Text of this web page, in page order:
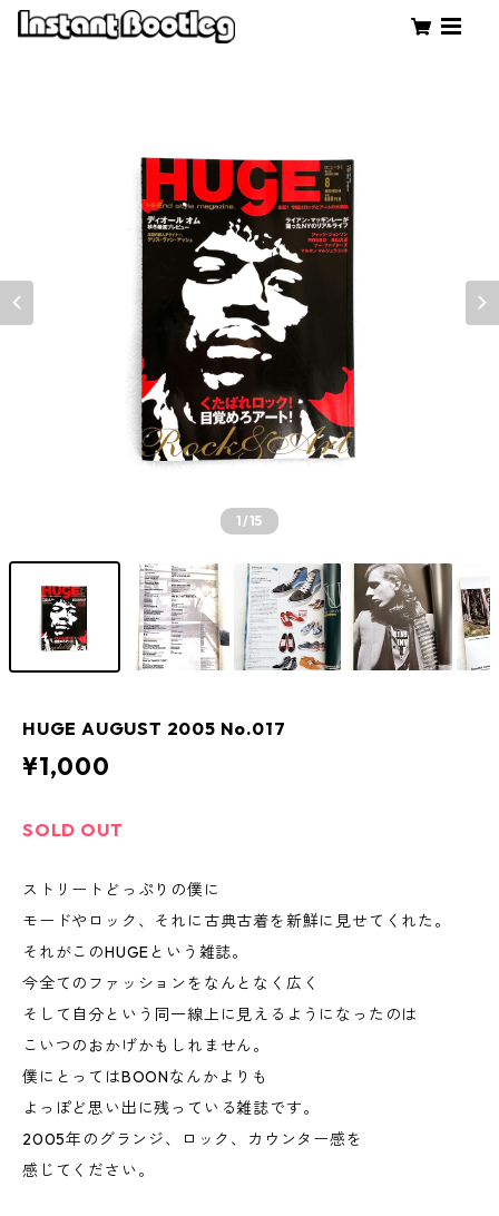
1/15
HUGE AUGUST 2005 No.017
¥1,000
SOLD OUT
ストリートどっぷりの僕に
モードやロック、それに古典古着を新鮮に見せてくれた。
それがこのHUGEという雑誌。
今全てのファッションをなんとなく広く
そして自分という同一線上に見えるようになったのは
こいつのおかげかもしれません。
僕にとってはBOONなんかよりも
よっぽど思い出に残っている雑誌です。
2005年のグランジ、ロック、カウンター感を
感じてください。